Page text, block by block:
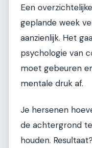
Een
geplande week
aanzienlijk. Het
psychologie van
moet gebeuren
mentale druk af.
Je hersenen
de achtergrond
houden.